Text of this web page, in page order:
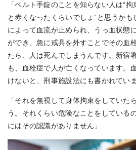
「ベルト手錠のことを知らない人は“
と赤くなったくらいでしょ”と思うか
によって血流が止められ、うっ血状態
ができ、急に戒具を外すことでその血
たら、人は死んでしまうんです。新宿
も、血栓症で人が亡くなっています。
けないと、刑事施設法にも書かれていま
「それを無視して身体拘束をしていた
う。それくらい危険なことをしている
にはその認識がありません」